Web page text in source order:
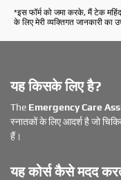
दी
दा
*इस फॉर्म को जमा करके, मैं टेक
के लिए मेरी व्यक्तिगत जानकारी का
यह किसके लिए है?
The Emergency Care
स्नातकों के लिए आदर्श है जो
हैं।
यह कोर्स कैसे मदद